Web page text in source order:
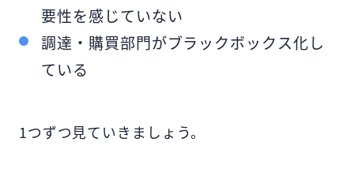
要性を感じていない
調達・購買部門がブラックボックス化し
ている
1つずつ見ていきましょう。